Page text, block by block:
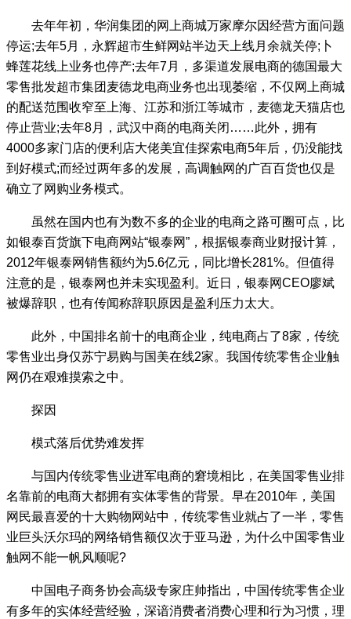
去年年初，华润集团的网上商城万家摩尔因经营方面问题
停运;去年5月，永辉超市生鲜网站半边天上线月余就关停;卜
蜂莲花线上业务也停产;去年7月，多渠道发展电商的德国最大
零售批发超市集团麦德龙电商业务也出现萎缩，不仅网上商城
的配送范围收窄至上海、江苏和浙江等城市，麦德龙天猫店也
停止营业;去年8月，武汉中商的电商关闭……此外，拥有
4000多家门店的便利店大佬美宜佳探索电商5年后，仍没能找
到好模式;而经过两年多的发展，高调触网的广百百货也仅是
确立了网购业务模式。
虽然在国内也有为数不多的企业的电商之路可圈可点，比
如银泰百货旗下电商网站“银泰网”，根据银泰商业财报计算，
2012年银泰网销售额约为5.6亿元，同比增长281%。但值得
注意的是，银泰网也并未实现盈利。近日，银泰网CEO廖斌
被爆辞职，也有传闻称辞职原因是盈利压力太大。
此外，中国排名前十的电商企业，纯电商占了8家，传统
零售业出身仅苏宁易购与国美在线2家。我国传统零售企业触
网仍在艰难摸索之中。
探因
模式落后优势难发挥
与国内传统零售业进军电商的窘境相比，在美国零售业排
名靠前的电商大都拥有实体零售的背景。早在2010年，美国
网民最喜爱的十大购物网站中，传统零售业就占了一半，零售
业巨头沃尔玛的网络销售额仅次于亚马逊，为什么中国零售业
触网不能一帆风顺呢?
中国电子商务协会高级专家庄帅指出，中国传统零售企业
有多年的实体经营经验，深谙消费者消费心理和行为习惯，理